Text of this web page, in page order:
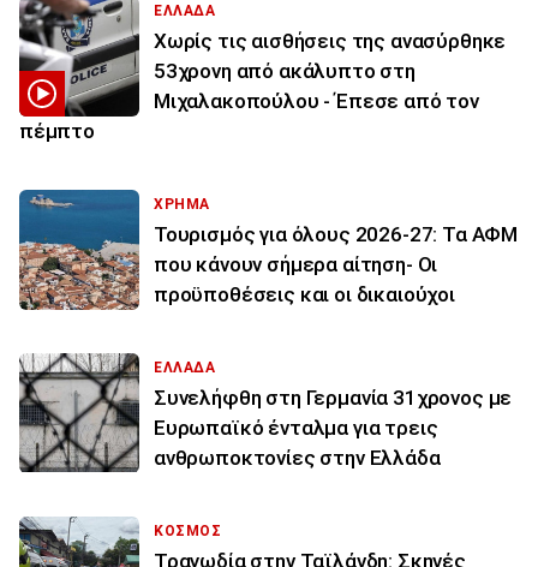
ΕΛΛΑΔΑ
Χωρίς τις αισθήσεις της ανασύρθηκε
53χρονη από ακάλυπτο στη
Μιχαλακοπούλου - Έπεσε από τον
πέμπτο
ΧΡΗΜΑ
Τουρισμός για όλους 2026-27: Τα ΑΦΜ
που κάνουν σήμερα αίτηση- Οι
προϋποθέσεις και οι δικαιούχοι
ΕΛΛΑΔΑ
Συνελήφθη στη Γερμανία 31χρονος με
Ευρωπαϊκό ένταλμα για τρεις
ανθρωποκτονίες στην Ελλάδα
ΚΟΣΜΟΣ
Τραγωδία στην Ταϊλάνδη: Σκηνές